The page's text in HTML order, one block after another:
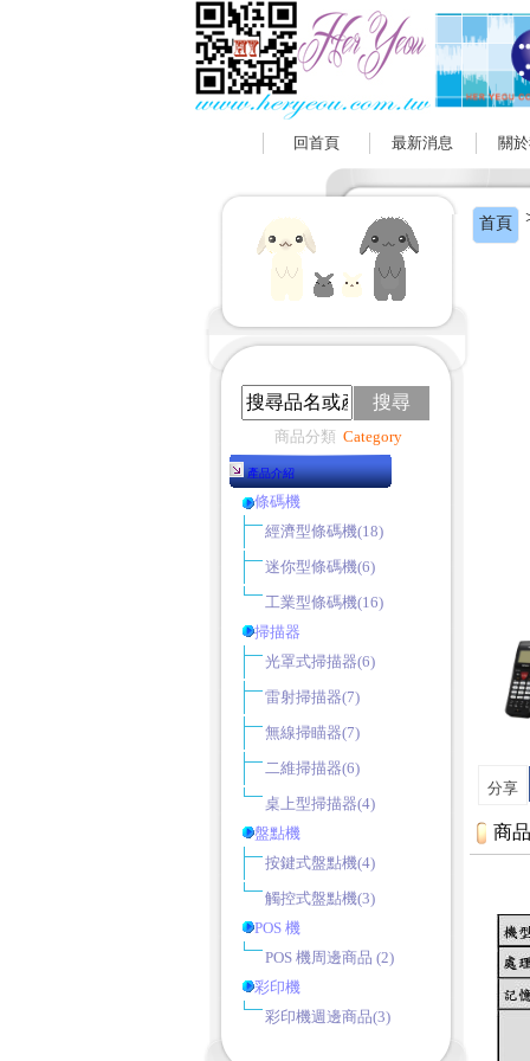
回首頁 最新消息 關
搜尋
商品分類 Category
產品介紹
條碼機
經濟型條碼機(18)
迷你型條碼機(6)
工業型條碼機(16)
掃描器
光罩式掃描器(6)
雷射掃描器(7)
無線掃瞄器(7)
二維掃描器(6)
桌上型掃描器(4)
盤點機
按鍵式盤點機(4)
觸控式盤點機(3)
POS 機
POS 機周邊商品 (2)
彩印機
彩印機週邊商品(3)
首頁
分享
商